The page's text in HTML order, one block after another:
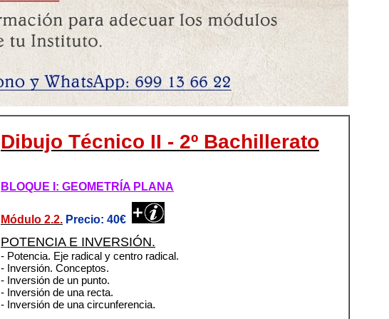
Dibujo Técnico II - 2º Bachillerato
BLOQUE I: GEOMETRÍA PLANA
Módulo 2.2. Precio: 40€
POTENCIA E INVERSIÓN.
- Potencia. Eje radical y centro radical.
- Inversión. Conceptos.
- Inversión de un punto.
- Inversión de una recta.
- Inversión de una circunferencia.